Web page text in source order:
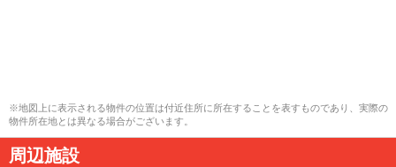
※地図上に表示される物件の位置は付近住所に所在することを表すものであり、実際の
物件所在地とは異なる場合がございます。
周辺施設